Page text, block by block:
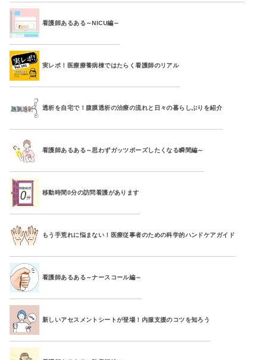
看護師あるある～NICU編～
実レポ！医療療養病棟ではたらく看護師のリアル
透析を自宅で！腹膜透析の治療の流れと日々の暮らしぶりを紹介
看護師あるある～思わずガッツポーズしたくなる瞬間編～
移動時間0分の訪問看護があります
もう手荒れに悩まない！医療従事者のための科学的ハンドケアガイド
看護師あるある～ナースコール編～
新しいアセスメントシートが登場！内服支援のコツを知ろう